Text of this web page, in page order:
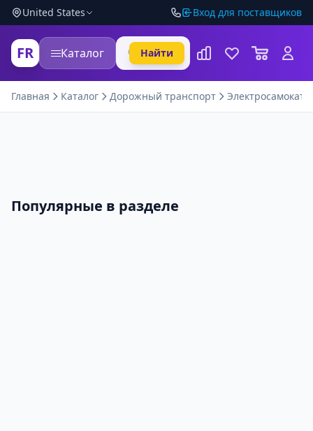
United States Вход для поставщиков
FR Каталог Найти
Главная Каталог Дорожный транспорт Электросамокаты
Популярные в разделе